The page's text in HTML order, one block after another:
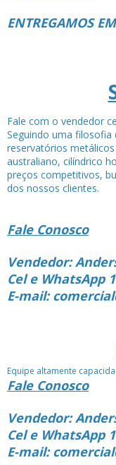
ENTREGAMOS
Fale com o vendedor
Seguindo uma filosofia
reservatórios
australiano, cilíndrico
preços competitivos,
dos nossos clientes.
Fale Conosco
Vendedor:
Cel e WhatsApp
E-mail:
Equipe altamente
Fale Conosco
Vendedor:
Cel e WhatsApp
E-mail: